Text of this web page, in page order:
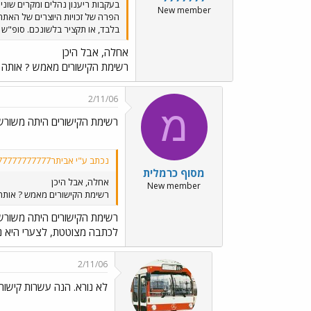
New member
בעקבות ריענון נהלים ומקרים
הפרה של זכויות היוצרים של
בלבד, או תקציר בלשונכם. סופ"ש
אחלה, אבל היכן
רשימת הקישורים מאמש ? אותה
מ
מסוף כרמלית
New member
2/11/06
רשימת הקישורים היתה
נכתב ע"י אביתר777777777777777:
אחלה, אבל היכן
רשימת הקישורים מאמש ?
רשימת הקישורים היתה
לכתבה מצוטטת, לצערי היא
2/11/06
לא נורא. הנה עשרות